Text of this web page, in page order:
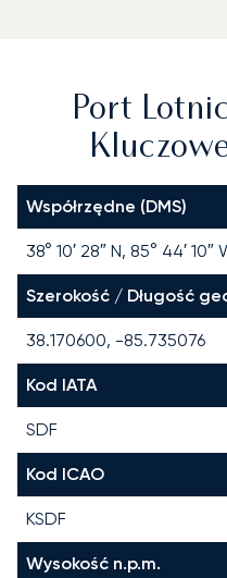
Port
Współrzędne (DMS)
38° 10′ 28″ N, 85° 44′ 10″
Szerokość / Długość
38.170600, -85.735076
Kod IATA
SDF
Kod ICAO
KSDF
Wysokość n.p.m.